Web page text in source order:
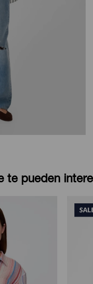
te pueden